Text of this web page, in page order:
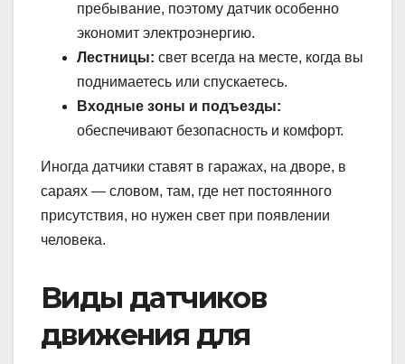
пребывание, поэтому датчик особенно
экономит электроэнергию.
Лестницы: свет всегда на месте, когда вы
поднимаетесь или спускаетесь.
Входные зоны и подъезды:
обеспечивают безопасность и комфорт.
Иногда датчики ставят в гаражах, на дворе, в
сараях — словом, там, где нет постоянного
присутствия, но нужен свет при появлении
человека.
Виды датчиков
движения для